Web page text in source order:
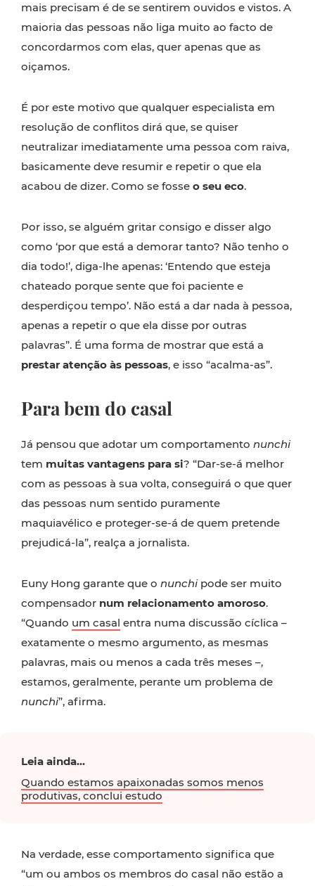
mais precisam é de se sentirem ouvidos e vistos. A
maioria das pessoas não liga muito ao facto de
concordarmos com elas, quer apenas que as
oiçamos.
É por este motivo que qualquer especialista em
resolução de conflitos dirá que, se quiser
neutralizar imediatamente uma pessoa com raiva,
basicamente deve resumir e repetir o que ela
acabou de dizer. Como se fosse o seu eco.
Por isso, se alguém gritar consigo e disser algo
como ‘por que está a demorar tanto? Não tenho o
dia todo!’, diga-lhe apenas: ‘Entendo que esteja
chateado porque sente que foi paciente e
desperdiçou tempo’. Não está a dar nada à pessoa,
apenas a repetir o que ela disse por outras
palavras”. É uma forma de mostrar que está a
prestar atenção às pessoas, e isso “acalma-as”.
Para bem do casal
Já pensou que adotar um comportamento nunchi
tem muitas vantagens para si? “Dar-se-á melhor
com as pessoas à sua volta, conseguirá o que quer
das pessoas num sentido puramente
maquiavélico e proteger-se-á de quem pretende
prejudicá-la”, realça a jornalista.
Euny Hong garante que o nunchi pode ser muito
compensador num relacionamento amoroso.
“Quando um casal entra numa discussão cíclica –
exatamente o mesmo argumento, as mesmas
palavras, mais ou menos a cada três meses –,
estamos, geralmente, perante um problema de
nunchi”, afirma.
Leia ainda...
Quando estamos apaixonadas somos menos
produtivas, conclui estudo
Na verdade, esse comportamento significa que
“um ou ambos os membros do casal não estão a